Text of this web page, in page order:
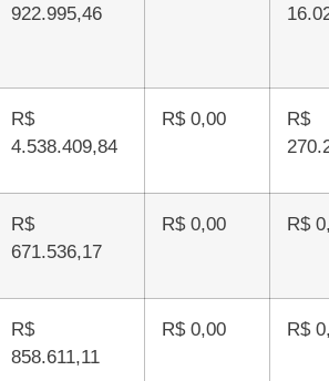
922.995,46
R$
4.538.409,84
R$ 0,00
R$
R$
671.536,17
R$ 0,00 R$
R$
858.611,11
R$ 0,00 R$